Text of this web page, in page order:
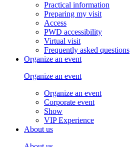
Practical information
Preparing my visit
Access
PWD accessibility
Virtual visit
Frequently asked questions
Organize an event
Organize an event
Organize an event
Corporate event
Show
VIP Experience
About us